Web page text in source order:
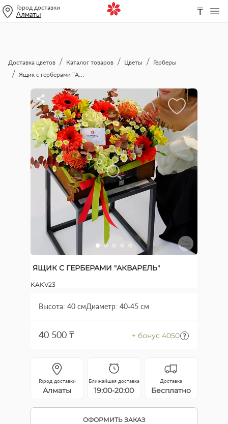
Город доставки
Алматы ₸
Доставка цветов Каталог товаров Цветы
Герберы
Ящик с герберами "Акварель"
Под
заказ
ЯЩИК С ГЕРБЕРАМИ "АКВАРЕЛЬ"
KAKV23
Высота: 40 смДиаметр: 40-45 см
40 500 ₸ + бонус 4050
Город доставки
Алматы
Ближайшая доставка
19:00-20:00
Доставка
Бесплатно
ОФОРМИТЬ ЗАКАЗ